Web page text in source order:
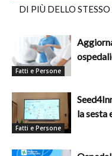
DI PIÙ DELLO
Fatti e Persone
Fatti e Persone
la sesta